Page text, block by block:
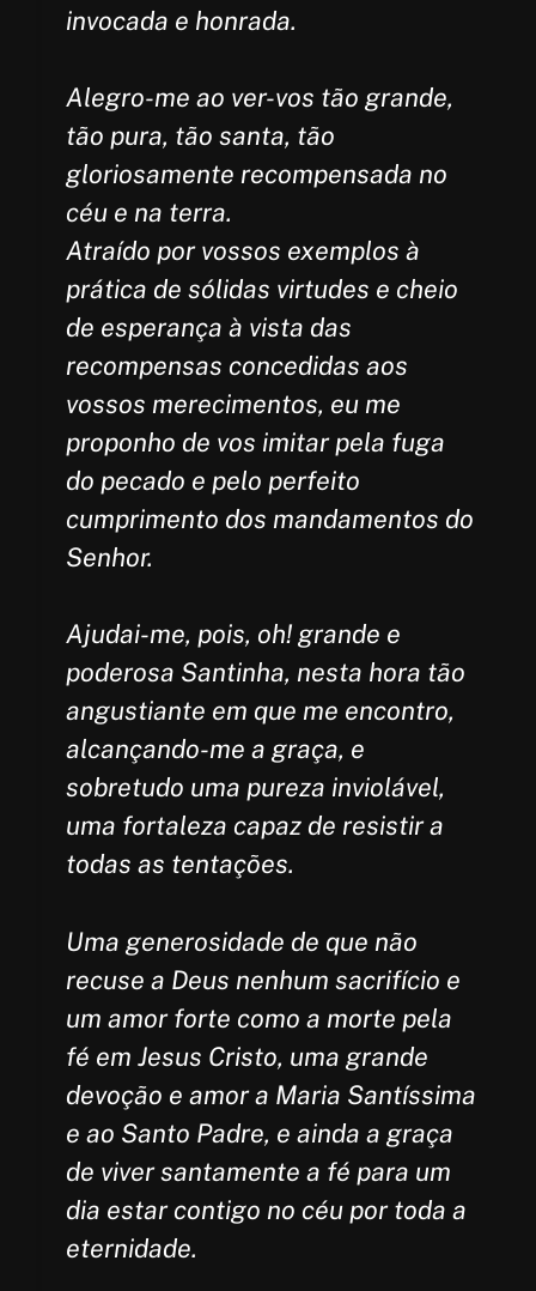
invocada e honrada.
Alegro-me ao ver-vos tão grande,
tão pura, tão santa, tão
gloriosamente recompensada no
céu e na terra.
Atraído por vossos exemplos à
prática de sólidas virtudes e cheio
de esperança à vista das
recompensas concedidas aos
vossos merecimentos, eu me
proponho de vos imitar pela fuga
do pecado e pelo perfeito
cumprimento dos mandamentos do
Senhor.
Ajudai-me, pois, oh! grande e
poderosa Santinha, nesta hora tão
angustiante em que me encontro,
alcançando-me a graça, e
sobretudo uma pureza inviolável,
uma fortaleza capaz de resistir a
todas as tentações.
Uma generosidade de que não
recuse a Deus nenhum sacrifício e
um amor forte como a morte pela
fé em Jesus Cristo, uma grande
devoção e amor a Maria Santíssima
e ao Santo Padre, e ainda a graça
de viver santamente a fé para um
dia estar contigo no céu por toda a
eternidade.